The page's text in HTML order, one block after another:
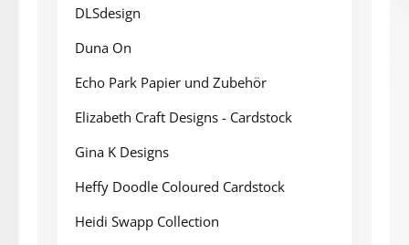
DLSdesign
Duna On
Echo Park Papier und Zubehör
Elizabeth Craft Designs - Cardstock
Gina K Designs
Heffy Doodle Coloured Cardstock
Heidi Swapp Collection